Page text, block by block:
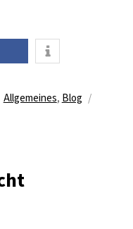
Kategorien
Allgemeines, Blog